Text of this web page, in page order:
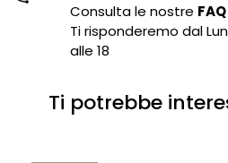
Consulta le nostre FAQ
Ti risponderemo dal
alle 18
Ti potrebbe